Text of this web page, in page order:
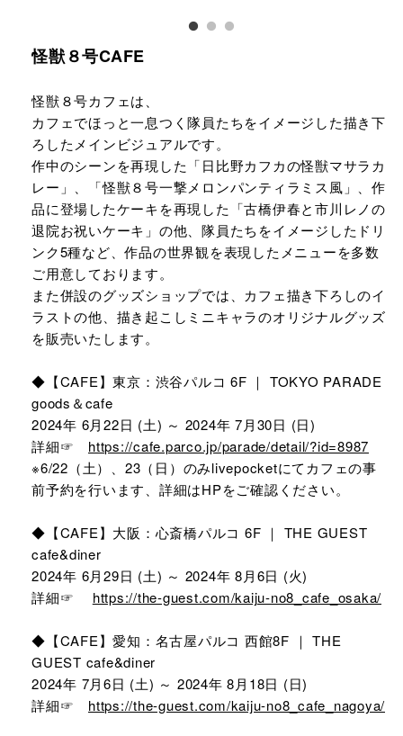
怪獣８号CAFE
怪獣８号カフェは、
カフェでほっと一息つく隊員たちをイメージした描き下
ろしたメインビジュアルです。
作中のシーンを再現した「日比野カフカの怪獣マサラカ
レー」、「怪獣８号一撃メロンパンティラミス風」、作
品に登場したケーキを再現した「古橋伊春と市川レノの
退院お祝いケーキ」の他、隊員たちをイメージしたドリ
ンク5種など、作品の世界観を表現したメニューを多数
ご用意しております。
また併設のグッズショップでは、カフェ描き下ろしのイ
ラストの他、描き起こしミニキャラのオリジナルグッズ
を販売いたします。
◆【CAFE】東京：渋谷パルコ 6F ｜ TOKYO PARADE
goods＆cafe
2024年 6月22日 (土) ～ 2024年 7月30日 (日)
詳細☞ https://cafe.parco.jp/parade/detail/?id=8987
※6/22（土）、23（日）のみlivepocketにてカフェの事
前予約を行います、詳細はHPをご確認ください。
◆【CAFE】大阪：心斎橋パルコ 6F ｜ THE GUEST
cafe&diner
2024年 6月29日 (土) ～ 2024年 8月6日 (火)
詳細☞ https://the-guest.com/kaiju-no8_cafe_osaka/
◆【CAFE】愛知：名古屋パルコ 西館8F ｜ THE
GUEST cafe&diner
2024年 7月6日 (土) ～ 2024年 8月18日 (日)
詳細☞ https://the-guest.com/kaiju-no8_cafe_nagoya/